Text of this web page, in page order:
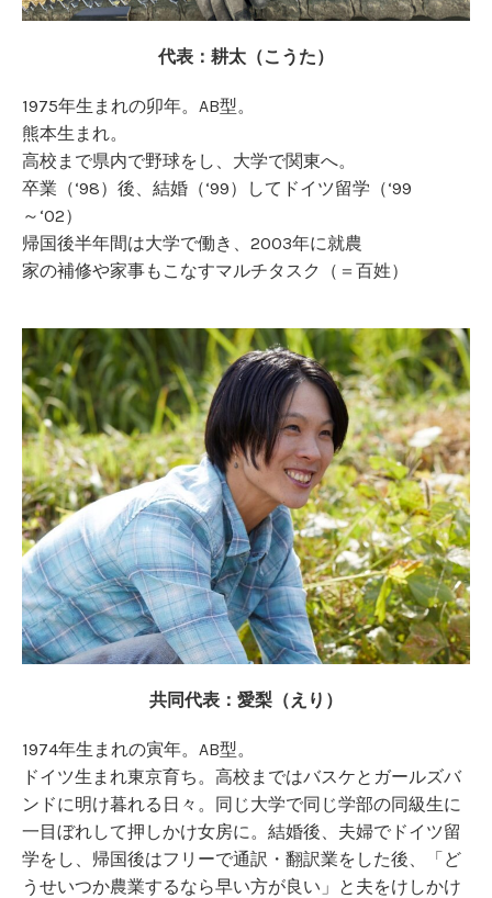
代表：耕太（こうた）
1975年生まれの卯年。AB型。
熊本生まれ。
高校まで県内で野球をし、大学で関東へ。
卒業（‘98）後、結婚（‘99）してドイツ留学（‘99
～‘02）
帰国後半年間は大学で働き、2003年に就農
家の補修や家事もこなすマルチタスク（＝百姓）
共同代表：愛梨（えり）
1974年生まれの寅年。AB型。
ドイツ生まれ東京育ち。高校まではバスケとガールズバ
ンドに明け暮れる日々。同じ大学で同じ学部の同級生に
一目ぼれして押しかけ女房に。結婚後、夫婦でドイツ留
学をし、帰国後はフリーで通訳・翻訳業をした後、「ど
うせいつか農業するなら早い方が良い」と夫をけしかけ